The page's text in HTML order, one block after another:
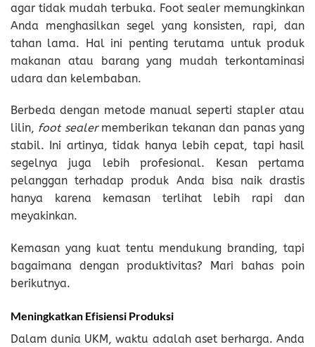
agar tidak mudah terbuka. Foot sealer memungkinkan
Anda menghasilkan segel yang konsisten, rapi, dan
tahan lama. Hal ini penting terutama untuk produk
makanan atau barang yang mudah terkontaminasi
udara dan kelembaban.
Berbeda dengan metode manual seperti stapler atau
lilin, foot sealermemberikan tekanan dan panas yang
stabil. Ini artinya, tidak hanya lebih cepat, tapi hasil
segelnya juga lebih profesional. Kesan pertama
pelanggan terhadap produk Anda bisa naik drastis
hanya karena kemasan terlihat lebih rapi dan
meyakinkan.
Kemasan yang kuat tentu mendukung branding, tapi
bagaimana dengan produktivitas? Mari bahas poin
berikutnya.
Meningkatkan Efisiensi Produksi
Dalam dunia UKM, waktu adalah aset berharga. Anda